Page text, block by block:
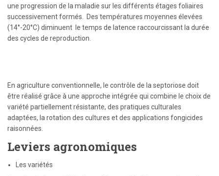
une progression de la maladie sur les différents étages foliaires
successivement formés. Des températures moyennes élevées
(14°-20°C) diminuent le temps de latence raccourcissant la durée
des cycles de reproduction.
En agriculture conventionnelle, le contrôle de la septoriose doit
être réalisé grâce à une approche intégrée qui combine le choix de
variété partiellement résistante, des pratiques culturales
adaptées, la rotation des cultures et des applications fongicides
raisonnées.
Leviers agronomiques
Les variétés